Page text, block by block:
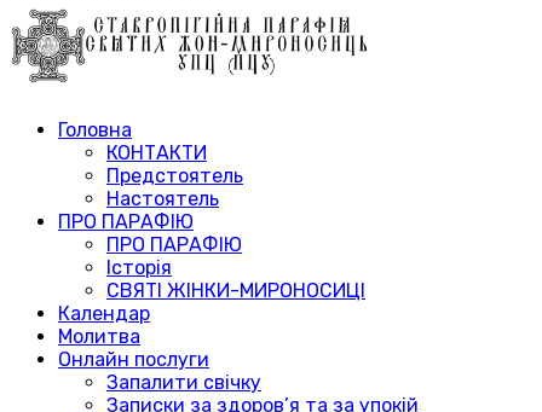
Головна
КОНТАКТИ
Предстоятель
Настоятель
ПРО ПАРАФІЮ
ПРО ПАРАФІЮ
Історія
СВЯТІ ЖІНКИ-МИРОНОСИЦІ
Календар
Молитва
Онлайн послуги
Запалити свічку
Записки за здоров’я та за упокій